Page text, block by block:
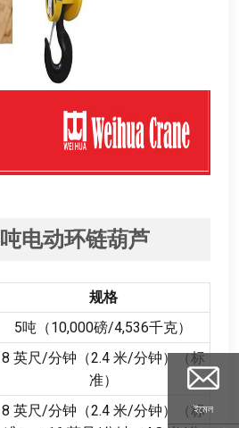
吨电动环链葫芦
规格
5吨（10,000磅/4,536千克）
8 英尺/分钟（2.4 米/分钟）（标
准）
8 英尺/分钟（2.4 米/分钟）（标ইমেল